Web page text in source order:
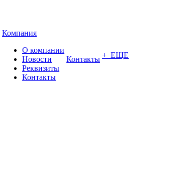
Компания
О компании
Новости
Реквизиты
Контакты
Контакты + ЕЩЕ